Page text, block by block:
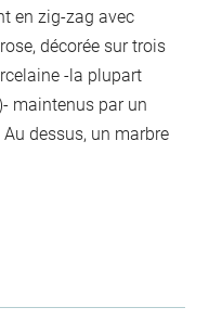
en zig-zag avec
décorée sur trois
-la plupart
maintenus par un
dessus, un marbre